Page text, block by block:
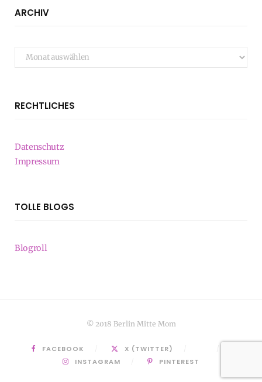
ARCHIV
Archiv
RECHTLICHES
Datenschutz
Impressum
TOLLE BLOGS
Blogroll
© 2018 Berlin Mitte Mom
FACEBOOK
X (TWITTER)
INSTAGRAM
PINTEREST